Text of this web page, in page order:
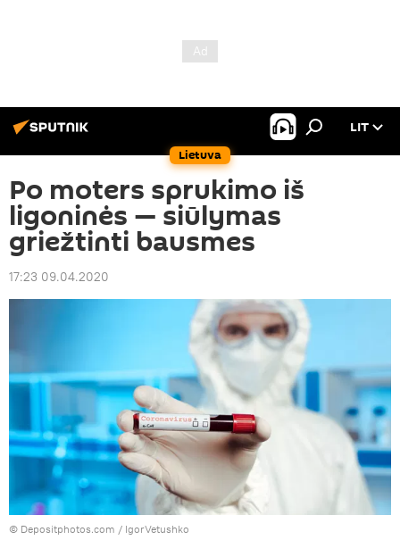
Lietuva
LIT
Po moters sprukimo iš
ligoninės — siūlymas
griežtinti bausmes
17:23 09.04.2020
© Depositphotos.com / IgorVetushko